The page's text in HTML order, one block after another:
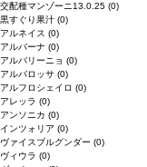
交配種マンゾーニ13.0.25 (0)
黒すぐり果汁 (0)
アルネイス (0)
アルバーナ (0)
アルバリーニョ (0)
アルバロッサ (0)
アルフロシェイロ (0)
アレッラ (0)
アンソニカ (0)
インツォリア (0)
ヴァイスブルグンダー (0)
ヴィウラ (0)